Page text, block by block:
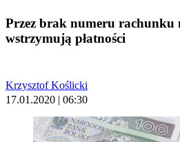
Przez brak numeru rachunku
wstrzymują płatności
Krzysztof Koślicki
17.01.2020 | 06:30